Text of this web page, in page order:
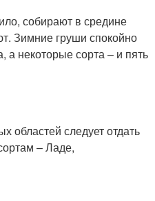
собирают в средине
Зимние груши спокойно
а некоторые сорта – и пять
областей следует отдать
– Ладе,